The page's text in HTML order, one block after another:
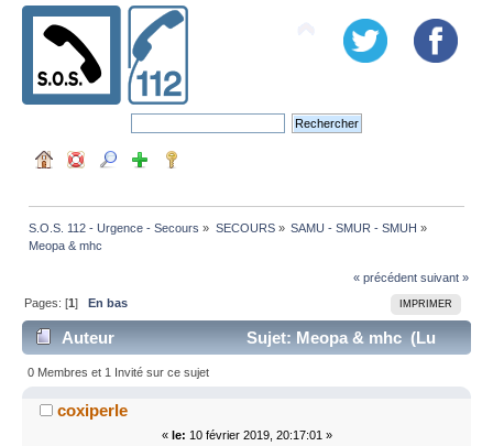
S.O.S. 112 - Urgence - Secours » SECOURS» SAMU - SMUR - SMUH »
Meopa & mhc
« précédent suivant »
IMPRIMER
Pages: [1]En bas
Auteur
Sujet: Meopa & mhc (Lu
16519 fois)
0 Membres et 1 Invité sur ce sujet
coxiperle
« le: 10 février 2019, 20:17:01 »